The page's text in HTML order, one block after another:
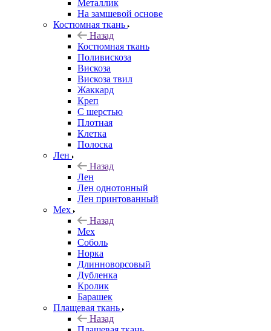
Металлик
На замшевой основе
Костюмная ткань
Назад
Костюмная ткань
Поливискоза
Вискоза
Вискоза твил
Жаккард
Креп
С шерстью
Плотная
Клетка
Полоска
Лен
Назад
Лен
Лен однотонный
Лен принтованный
Мех
Назад
Мех
Соболь
Норка
Длинноворсовый
Дубленка
Кролик
Барашек
Плащевая ткань
Назад